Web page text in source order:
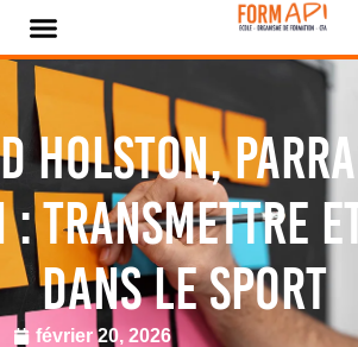
Holston,
: transmettre
dans le sport
février 20, 2026
des cookies